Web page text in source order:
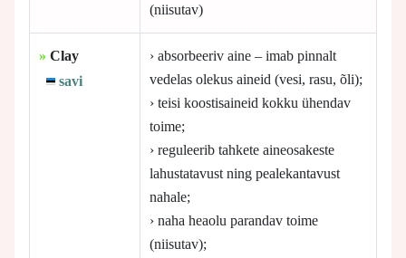
(niisutav)
» Clay
savi
› absorbeeriv aine – imab pinnalt
vedelas olekus aineid (vesi, rasu, õli);
› teisi koostisaineid kokku ühendav
toime;
› reguleerib tahkete aineosakeste
lahustatavust ning pealekantavust
nahale;
› naha heaolu parandav toime
(niisutav);